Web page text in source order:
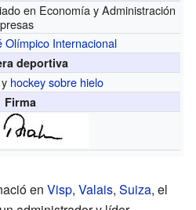
en Economía y Administración
Olímpico Internacional
deportiva
y hockey sobre hielo
Firma
en Visp, Valais, Suiza, el